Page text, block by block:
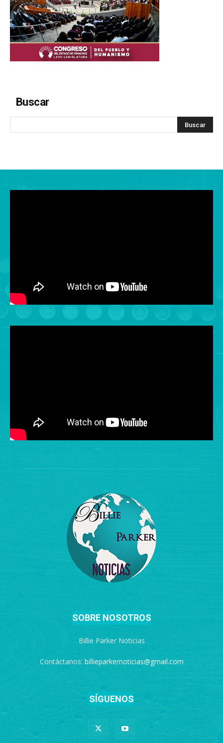
Buscar
SOBRE NOSOTROS
Billie Parker Noticias
Contáctanos: billieparkernoticias@gmail.com
SÍGUENOS